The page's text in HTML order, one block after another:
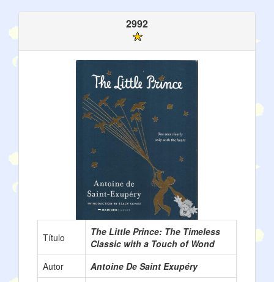
2992
Título
The Little Prince: The Timeless
Classic with a Touch of Wond
Autor
Antoine De Saint Exupéry